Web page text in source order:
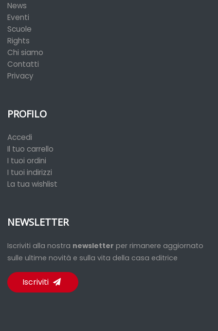
News
Eventi
Scuole
Rights
Chi siamo
Contatti
Privacy
PROFILO
Accedi
Il tuo carrello
I tuoi ordini
I tuoi indirizzi
La tua wishlist
NEWSLETTER
Iscriviti alla nostra newsletter per rimanere aggiornato
sulle ultime novità e sulla vita della casa editrice
Iscriviti